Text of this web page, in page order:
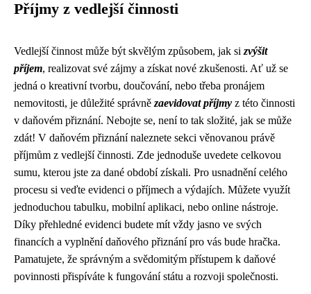
Příjmy z vedlejší činnosti
Vedlejší činnost může být skvělým způsobem, jak si zvýšit
příjem, realizovat své zájmy a získat nové zkušenosti. Ať už se
jedná o kreativní tvorbu, doučování, nebo třeba pronájem
nemovitosti, je důležité správně zaevidovat příjmy z této činnosti
v daňovém přiznání. Nebojte se, není to tak složité, jak se může
zdát! V daňovém přiznání naleznete sekci věnovanou právě
příjmům z vedlejší činnosti. Zde jednoduše uvedete celkovou
sumu, kterou jste za dané období získali. Pro usnadnění celého
procesu si veďte evidenci o příjmech a výdajích. Můžete využít
jednoduchou tabulku, mobilní aplikaci, nebo online nástroje.
Díky přehledné evidenci budete mít vždy jasno ve svých
financích a vyplnění daňového přiznání pro vás bude hračka.
Pamatujete, že správným a svědomitým přístupem k daňové
povinnosti přispíváte k fungování státu a rozvoji společnosti.